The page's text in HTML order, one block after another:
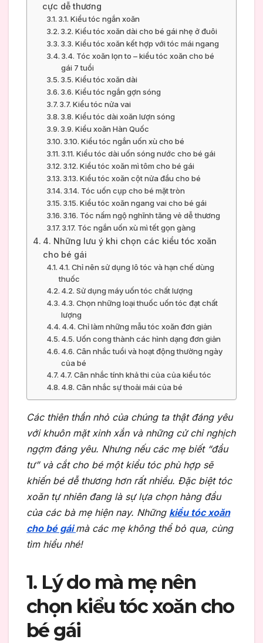
cực dễ thương
3.1. Kiểu tóc ngắn xoăn
3.2. Kiểu tóc xoăn dài cho bé gái nhẹ ở đuôi
3.3. Kiểu tóc xoăn kết hợp với tóc mái ngang
3.4. Tóc xoăn lọn to – kiểu tóc xoăn cho bé
gái 7 tuổi
3.5. Kiểu tóc xoăn dài
3.6. Kiểu tóc ngắn gợn sóng
3.7. Kiểu tóc nửa vai
3.8. Kiểu tóc dài xoăn lượn sóng
3.9. Kiểu xoăn Hàn Quốc
3.10. Kiểu tóc ngắn uốn xù cho bé
3.11. Kiểu tóc dài uốn sóng nước cho bé gái
3.12. Kiểu tóc xoăn mì tôm cho bé gái
3.13. Kiểu tóc xoăn cột nửa đầu cho bé
3.14. Tóc uốn cụp cho bé mặt tròn
3.15. Kiểu tóc xoăn ngang vai cho bé gái
3.16. Tóc nấm ngộ nghĩnh tăng vẻ dễ thương
3.17. Tóc ngắn uốn xù mì tết gọn gàng
4. Những lưu ý khi chọn các kiểu tóc xoăn
cho bé gái
4.1. Chỉ nên sử dụng lô tóc và hạn chế dùng
thuốc
4.2. Sử dụng máy uốn tóc chất lượng
4.3. Chọn những loại thuốc uốn tóc đạt chất
lượng
4.4. Chỉ làm những mẫu tóc xoăn đơn giản
4.5. Uốn cong thành các hình dạng đơn giản
4.6. Cân nhắc tuổi và hoạt động thường ngày
của bé
4.7. Cân nhắc tính khả thi của của kiểu tóc
4.8. Cân nhắc sự thoải mái của bé
Các thiên thần nhỏ của chúng ta thật đáng yêu
với khuôn mặt xinh xắn và những cử chỉ nghịch
ngợm đáng yêu. Nhưng nếu các mẹ biết “đầu
tư” và cắt cho bé một kiểu tóc phù hợp sẽ
khiến bé dễ thương hơn rất nhiều. Đặc biệt tóc
xoăn tự nhiên đang là sự lựa chọn hàng đầu
của các bà mẹ hiện nay. Những kiểu tóc xoăn
cho bé gáimà các mẹ không thể bỏ qua, cùng
tìm hiểu nhé!
1. Lý do mà mẹ nên
chọn kiểu tóc xoăn cho
bé gái